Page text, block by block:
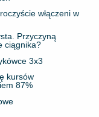
włączeni w
Przyczyną
ciągnika?
3x3
kursów
87%